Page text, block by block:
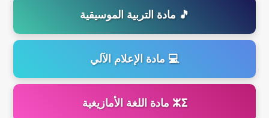
🎵 مادة التربية الموسيقية
💻 مادة الإعلام الآلي
ⵣⵉ مادة اللغة الأمازيغية